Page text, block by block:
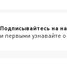
Подписывайтесь на
и первыми узнавайте